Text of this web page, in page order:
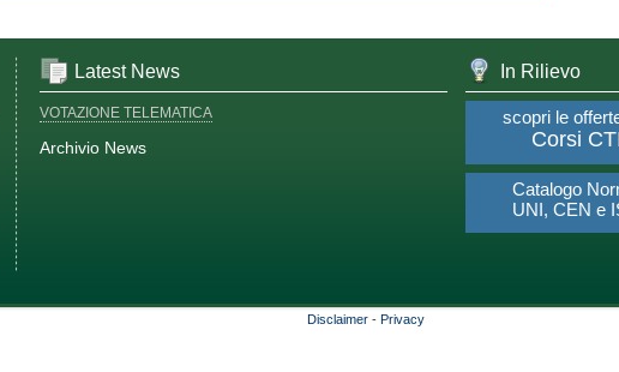
Latest News
VOTAZIONE TELEMATICA
Archivio News
In Rilievo
scopri le
Corsi
Catalogo
UNI, CEN e
Disclaimer - Privacy